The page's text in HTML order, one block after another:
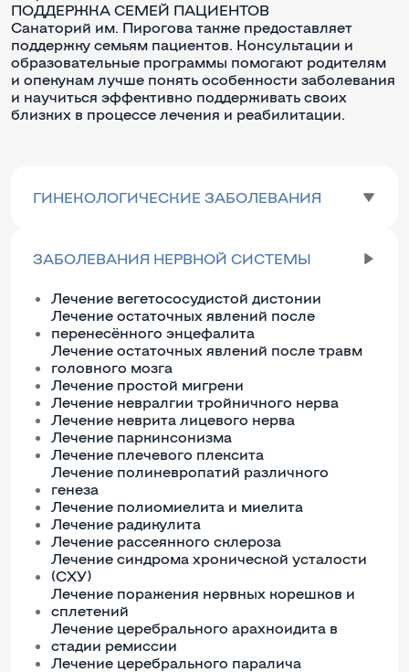
ПОДДЕРЖКА СЕМЕЙ ПАЦИЕНТОВ
Санаторий им. Пирогова также предоставляет
поддержку семьям пациентов. Консультации и
образовательные программы помогают родителям
и опекунам лучше понять особенности заболевания
и научиться эффективно поддерживать своих
близких в процессе лечения и реабилитации.
ГИНЕКОЛОГИЧЕСКИЕ ЗАБОЛЕВАНИЯ
ЗАБОЛЕВАНИЯ НЕРВНОЙ СИСТЕМЫ
Лечение вегетососудистой дистонии
Лечение остаточных явлений после
перенесённого энцефалита
Лечение остаточных явлений после травм
головного мозга
Лечение простой мигрени
Лечение невралгии тройничного нерва
Лечение неврита лицевого нерва
Лечение паркинсонизма
Лечение плечевого плексита
Лечение полиневропатий различного
генеза
Лечение полиомиелита и миелита
Лечение радикулита
Лечение рассеянного склероза
Лечение синдрома хронической усталости
(СХУ)
Лечение поражения нервных корешков и
сплетений
Лечение церебрального арахноидита в
стадии ремиссии
Лечение церебрального паралича